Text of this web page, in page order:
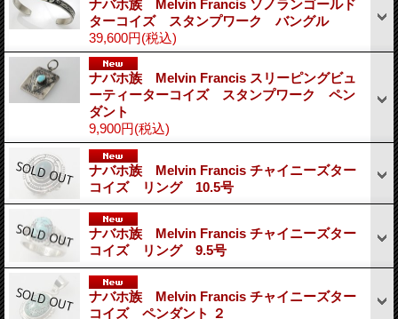
ナバホ族 Melvin Francis ソノランゴールド
ターコイズ スタンプワーク バングル
39,600円(税込)
ナバホ族 Melvin Francis スリーピングビュ
ーティーターコイズ スタンプワーク ペン
ダント
9,900円(税込)
ナバホ族 Melvin Francis チャイニーズター
コイズ リング 10.5号
ナバホ族 Melvin Francis チャイニーズター
コイズ リング 9.5号
ナバホ族 Melvin Francis チャイニーズター
コイズ ペンダント ２